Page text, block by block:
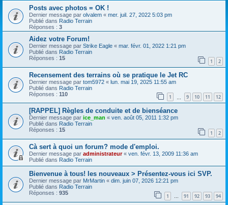
Posts avec photos = OK !
Dernier message par olvalem « mer. juil. 27, 2022 5:03 pm
Publié dans Radio Terrain
Réponses : 3
Aidez votre Forum!
Dernier message par Strike Eagle « mar. févr. 01, 2022 1:21 pm
Publié dans Radio Terrain
Réponses : 15 1 2
Recensement des terrains où se pratique le Jet RC
Dernier message par tom5972 « lun. mai 19, 2025 11:55 am
Publié dans Radio Terrain
Réponses : 110 1 9 10 11 12
[RAPPEL] Règles de conduite et de bienséance
Dernier message par ice_man « ven. août 05, 2011 1:32 pm
Publié dans Radio Terrain
Réponses : 15 1 2
Cà sert à quoi un forum? mode d'emploi.
Dernier message par administrateur« ven. févr. 13, 2009 11:36 am
Publié dans Radio Terrain
Bienvenue à tous! les nouveaux > Présentez-vous ici SVP.
Dernier message par MrMartin « dim. juin 07, 2026 12:21 pm
Publié dans Radio Terrain
Réponses : 935 1 … 91 92 93 94